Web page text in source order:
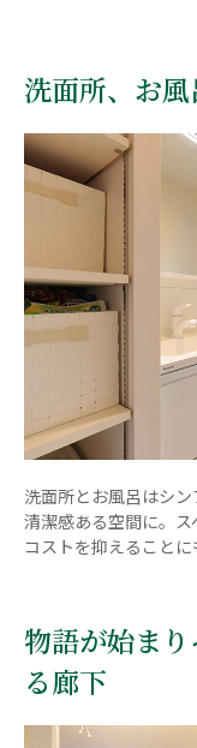
洗面所、お
洗面所とお風呂はシ
清潔感ある空間に。ス
コストを抑えることに
物語が始ま
る廊下